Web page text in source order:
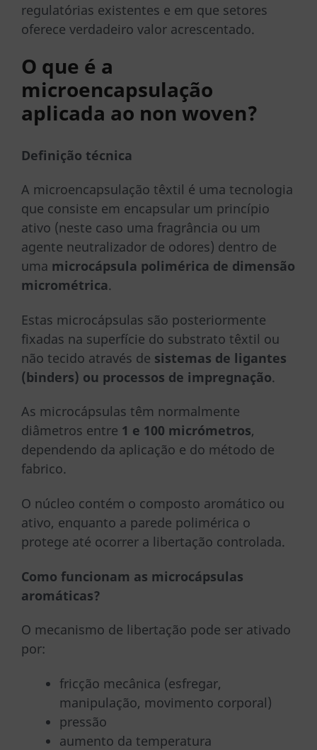
regulatórias existentes e em que setores
oferece verdadeiro valor acrescentado.
O que é a
microencapsulação
aplicada ao non woven?
Definição técnica
A microencapsulação têxtil é uma tecnologia
que consiste em encapsular um princípio
ativo (neste caso uma fragrância ou um
agente neutralizador de odores) dentro de
uma microcápsula polimérica de dimensão
micrométrica.
Estas microcápsulas são posteriormente
fixadas na superfície do substrato têxtil ou
não tecido através de sistemas de ligantes
(binders) ou processos de impregnação.
As microcápsulas têm normalmente
diâmetros entre 1 e 100 micrómetros,
dependendo da aplicação e do método de
fabrico.
O núcleo contém o composto aromático ou
ativo, enquanto a parede polimérica o
protege até ocorrer a libertação controlada.
Como funcionam as microcápsulas
aromáticas?
O mecanismo de libertação pode ser ativado
por:
fricção mecânica (esfregar,
manipulação, movimento corporal)
pressão
aumento da temperatura